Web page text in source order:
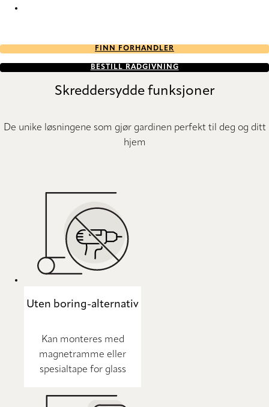
FINN FORHANDLER
BESTILL RÅDGIVNING
Skreddersydde funksjoner
De unike løsningene som gjør gardinen perfekt til deg og ditt
hjem
Uten boring-alternativ
Kan monteres med
magnetramme eller
spesialtape for glass